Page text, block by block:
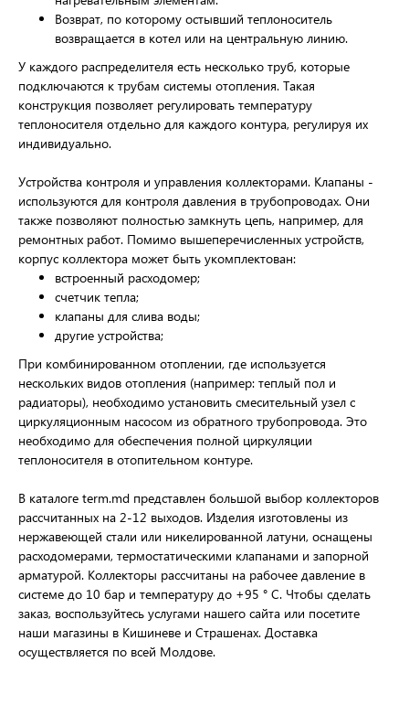
Возврат, по которому остывший теплоноситель
возвращается в котел или на центральную линию.
У каждого распределителя есть несколько труб, которые
подключаются к трубам системы отопления. Такая
конструкция позволяет регулировать температуру
теплоносителя отдельно для каждого контура, регулируя их
индивидуально.
Устройства контроля и управления коллекторами. Клапаны -
используются для контроля давления в трубопроводах. Они
также позволяют полностью замкнуть цепь, например, для
ремонтных работ. Помимо вышеперечисленных устройств,
корпус коллектора может быть укомплектован:
встроенный расходомер;
счетчик тепла;
клапаны для слива воды;
другие устройства;
При комбинированном отоплении, где используется
нескольких видов отопления (например: теплый пол и
радиаторы), необходимо установить смесительный узел с
циркуляционным насосом из обратного трубопровода. Это
необходимо для обеспечения полной циркуляции
теплоносителя в отопительном контуре.
В каталоге term.md представлен большой выбор коллекторов
рассчитанных на 2-12 выходов. Изделия изготовлены из
нержавеющей стали или никелированной латуни, оснащены
расходомерами, термостатическими клапанами и запорной
арматурой. Коллекторы рассчитаны на рабочее давление в
системе до 10 бар и температуру до +95 ° C. Чтобы сделать
заказ, воспользуйтесь услугами нашего сайта или посетите
наши магазины в Кишиневе и Страшенах. Доставка
осуществляется по всей Молдове.